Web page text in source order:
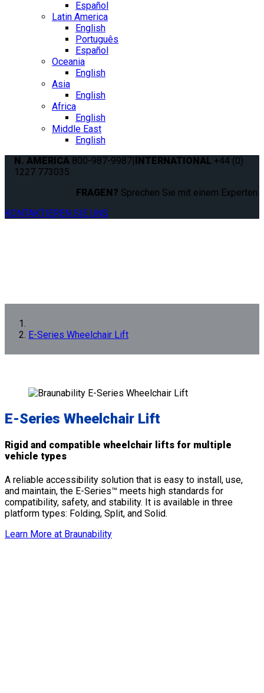
Español
Latin America
English
Português
Español
Oceania
English
Asia
English
Africa
English
Middle East
English
N. AMERICA 800-987-9987|INTERNATIONAL +44 (0)
1227 773035
FRAGEN? Sprechen Sie mit einem Experten.
KONTAKTIEREN SIE UNS
E-Series Wheelchair Lift
E-Series Wheelchair Lift
Rigid and compatible wheelchair lifts for multiple
vehicle types
A reliable accessibility solution that is easy to install, use,
and maintain, the E-Series™ meets high standards for
compatibility, safety, and stability. It is available in three
platform types: Folding, Split, and Solid.
Learn More at Braunability